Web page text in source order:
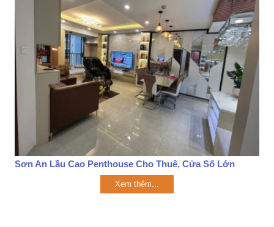
Sơn An Lầu Cao Penthouse Cho Thuê, Cửa Sổ Lớn
Xem thêm...